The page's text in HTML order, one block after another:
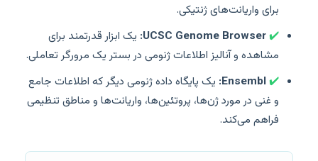
برای واریانت‌های ژنتیکی.
✔️
UCSC Genome Browser: یک ابزار قدرتمند برای
مشاهده و آنالیز اطلاعات ژنومی در بستر یک مرورگر تعاملی.
✔️
Ensembl: یک پایگاه داده ژنومی دیگر که اطلاعات جامع
و غنی در مورد ژن‌ها، پروتئین‌ها، واریانت‌ها و مناطق تنظیمی
فراهم می‌کند.